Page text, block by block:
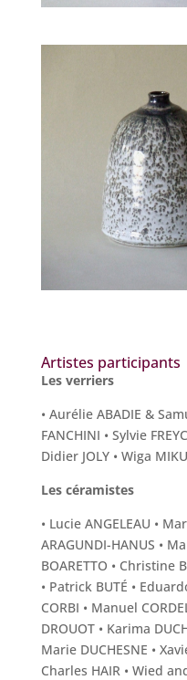
Artistes participants
Les verriers
• Aurélie ABADIE &
FANCHINI • Sylvie
Didier JOLY • Wiga
Les céramistes
• Lucie ANGELEAU •
ARAGUNDI-HANUS •
BOARETTO • Christine
• Patrick BUTÉ •
CORBI • Manuel
DROUOT • Karima
Marie DUCHESNE •
Charles HAIR • Wied